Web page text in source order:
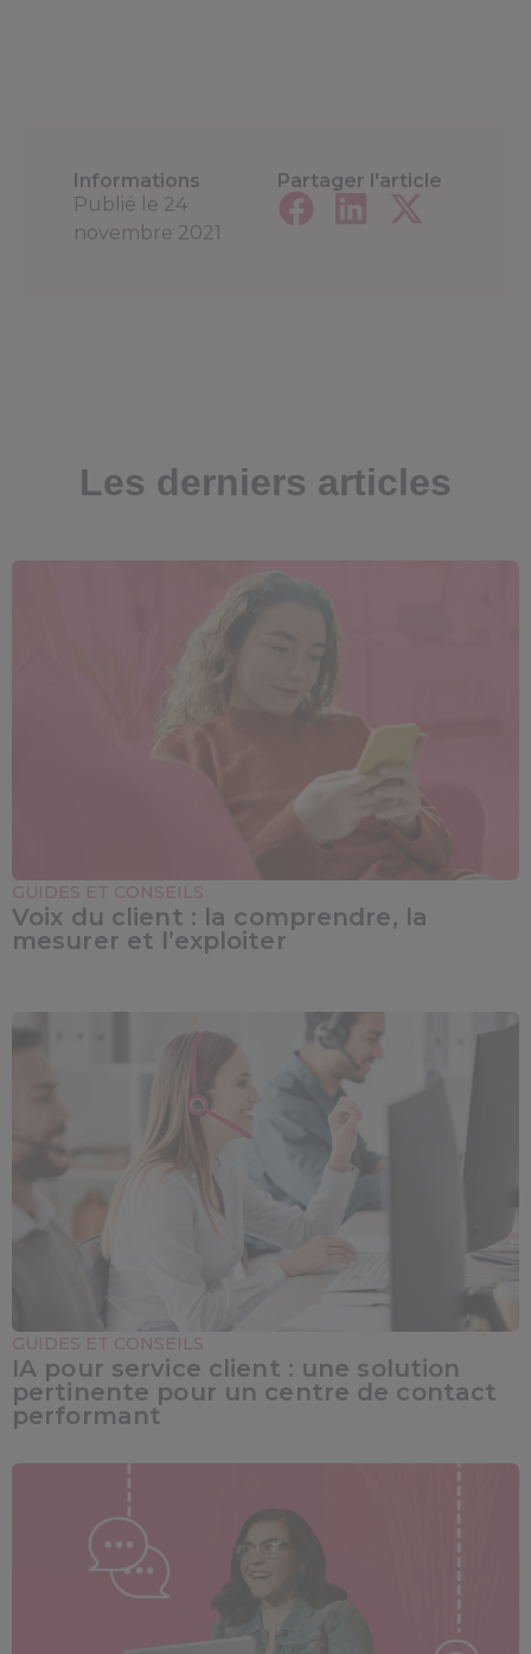
Informations
Publié le 24
novembre 2021
Partager l'article
Les derniers articles
GUIDES ET CONSEILS
Voix du client : la comprendre, la
mesurer et l’exploiter
GUIDES ET CONSEILS
IA pour service client : une solution
pertinente pour un centre de contact
performant